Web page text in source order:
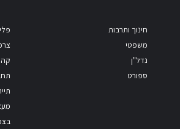
חינוך ותרבות
משפטי
נדל"ן
ספורט